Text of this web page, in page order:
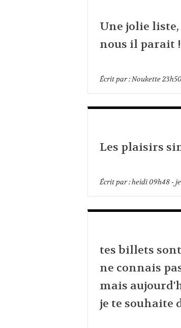
Une jolie
nous il parait !
Écrit par :Noukette
Les plaisirs
Écrit par :heidi09h48-
tes billets
ne connais
mais
je te souhaite